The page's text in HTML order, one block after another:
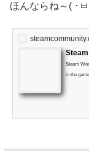
Steam
in the